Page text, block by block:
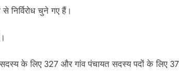
चुने गए हैं।
के लिए 327 और गांव पंचायत सदस्य पदों के लिए